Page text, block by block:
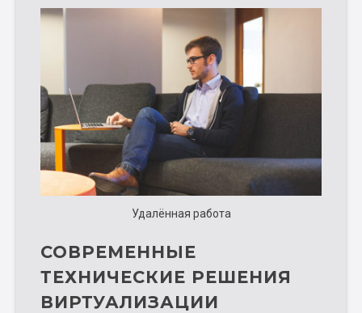
Удалённая работа
СОВРЕМЕННЫЕ
ТЕХНИЧЕСКИЕ РЕШЕНИЯ
ВИРТУАЛИЗАЦИИ